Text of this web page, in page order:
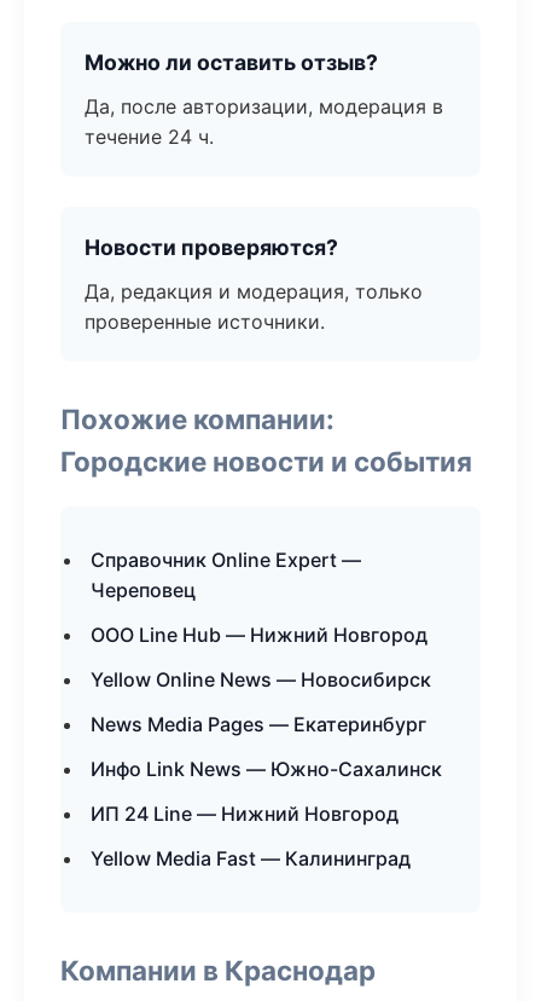
Можно ли оставить отзыв?
Да, после авторизации, модерация в
течение 24 ч.
Новости проверяются?
Да, редакция и модерация, только
проверенные источники.
Похожие компании:
Городские новости и события
Справочник Online Expert —
Череповец
ООО Line Hub — Нижний Новгород
Yellow Online News — Новосибирск
News Media Pages — Екатеринбург
Инфо Link News — Южно-Сахалинск
ИП 24 Line — Нижний Новгород
Yellow Media Fast — Калининград
Компании в Краснодар